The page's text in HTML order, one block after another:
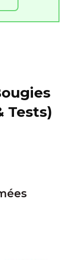
Tests)